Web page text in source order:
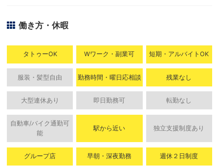
働き方・休暇
タトゥーOK Wワーク・副業可 短期・アルバイトOK
服装・髪型自由 勤務時間・曜日応相談 残業なし
大型連休あり 即日勤務可 転勤なし
自動車/バイク通勤可
能
駅から近い 独立支援制度あり
グループ店 早朝・深夜勤務 週休２日制度